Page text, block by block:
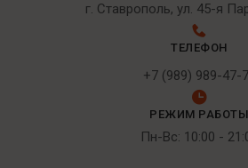
г. Ставрополь, ул. 45-я
ТЕЛЕФОН
+7 (989) 989-47-
РЕЖИМ РАБОТЫ
Пн-Вс: 10:00 -